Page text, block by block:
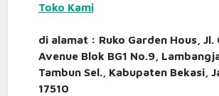
Toko Kami
di alamat : Ruko Garden Hous, Jl.
Avenue Blok BG1 No.9,
Tambun Sel., Kabupaten Bekasi,
17510